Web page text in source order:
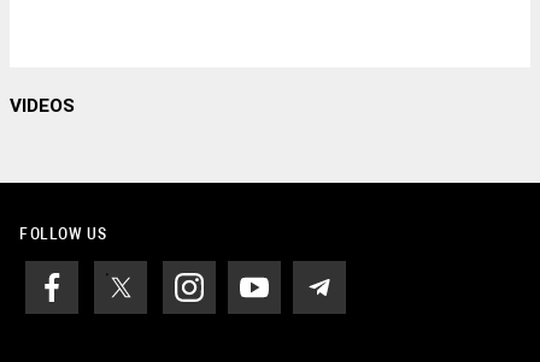
VIDEOS
FOLLOW US